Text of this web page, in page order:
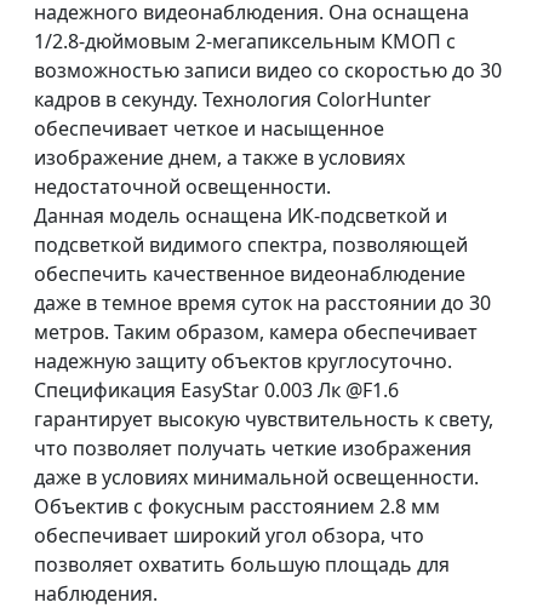
надежного видеонаблюдения. Она оснащена
1/2.8-дюймовым 2-мегапиксельным КМОП с
возможностью записи видео со скоростью до 30
кадров в секунду. Технология ColorHunter
обеспечивает четкое и насыщенное
изображение днем, а также в условиях
недостаточной освещенности.
Данная модель оснащена ИК-подсветкой и
подсветкой видимого спектра, позволяющей
обеспечить качественное видеонаблюдение
даже в темное время суток на расстоянии до 30
метров. Таким образом, камера обеспечивает
надежную защиту объектов круглосуточно.
Спецификация EasyStar 0.003 Лк @F1.6
гарантирует высокую чувствительность к свету,
что позволяет получать четкие изображения
даже в условиях минимальной освещенности.
Объектив с фокусным расстоянием 2.8 мм
обеспечивает широкий угол обзора, что
позволяет охватить большую площадь для
наблюдения.